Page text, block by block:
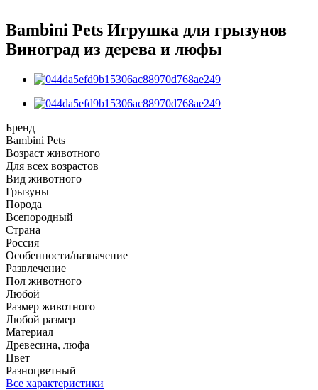
Bambini Pets Игрушка для грызунов
Виноград из дерева и люфы
Бренд
Bambini Pets
Возраст животного
Для всех возрастов
Вид животного
Грызуны
Порода
Всепородный
Страна
Россия
Особенности/назначение
Развлечение
Пол животного
Любой
Размер животного
Любой размер
Материал
Древесина, люфа
Цвет
Разноцветный
Все характеристики